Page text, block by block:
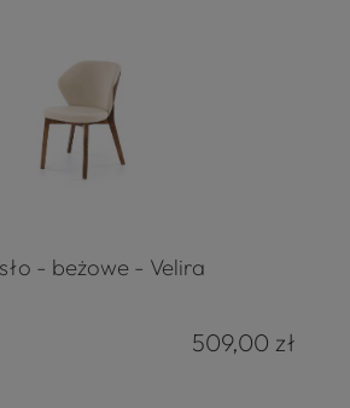
- beżowe - Velira
509,00 zł
z całego okresu